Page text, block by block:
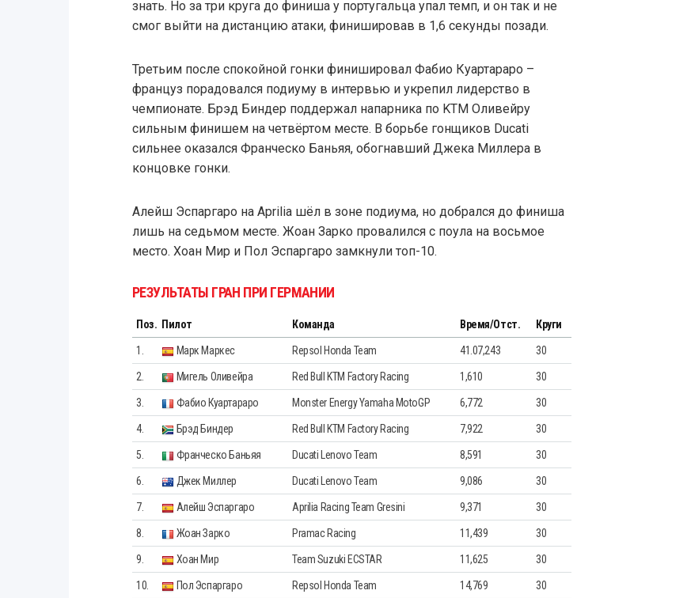
знать. Но за три круга до финиша у португальца упал темп, и он так и не
смог выйти на дистанцию атаки, финишировав в 1,6 секунды позади.
Третьим после спокойной гонки финишировал Фабио Куартараро –
француз порадовался подиуму в интервью и укрепил лидерство в
чемпионате. Брэд Биндер поддержал напарника по KTM Оливейру
сильным финишем на четвёртом месте. В борьбе гонщиков Ducati
сильнее оказался Франческо Баньяя, обогнавший Джека Миллера в
концовке гонки.
Алейш Эспаргаро на Aprilia шёл в зоне подиума, но добрался до финиша
лишь на седьмом месте. Жоан Зарко провалился с поула на восьмое
место. Хоан Мир и Пол Эспаргаро замкнули топ-10.
РЕЗУЛЬТАТЫ ГРАН ПРИ ГЕРМАНИИ
Поз. Пилот Команда Время/Отст. Круги
1. Марк Маркес Repsol Honda Team 41.07,243 30
2. Мигель Оливейра Red Bull KTM Factory Racing 1,610 30
3. Фабио Куартараро Monster Energy Yamaha MotoGP 6,772 30
4. Брэд Биндер Red Bull KTM Factory Racing 7,922 30
5. Франческо Баньяя Ducati Lenovo Team 8,591 30
6. Джек Миллер Ducati Lenovo Team 9,086 30
7. Алейш Эспаргаро Aprilia Racing Team Gresini 9,371 30
8. Жоан Зарко Pramac Racing 11,439 30
9. Хоан Мир Team Suzuki ECSTAR 11,625 30
10. Пол Эспаргаро Repsol Honda Team 14,769 30